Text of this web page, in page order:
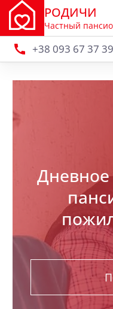
РОДИЧИ
Частный
+38 093 67 37